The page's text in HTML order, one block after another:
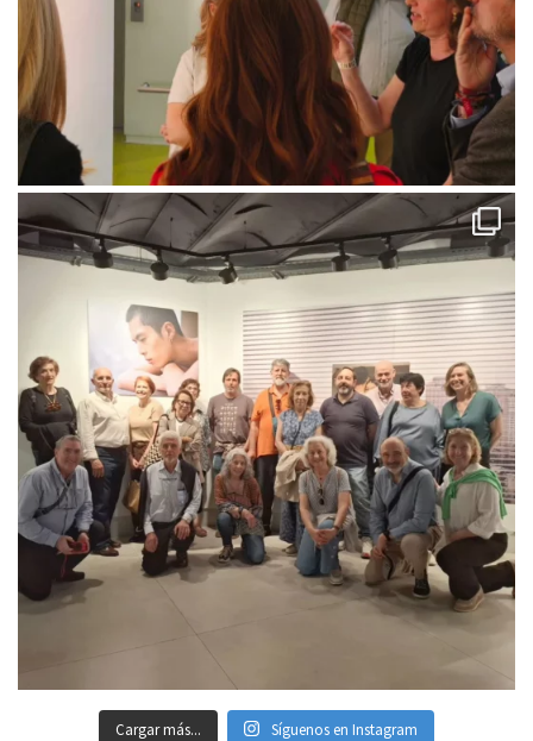
Cargar más... Síguenos en Instagram